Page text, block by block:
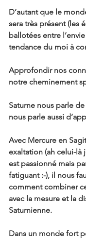
D’autant que le
sera très présent (les
ballotées entre
tendance du moi à
Approfondir nos
notre cheminement
Saturne nous parle
nous parle aussi
Avec Mercure en
exaltation (ah celui-là
est passionné mais
fatiguant :-), il nous
comment combiner
avec la mesure et la
Saturnienne.
Dans un monde fort